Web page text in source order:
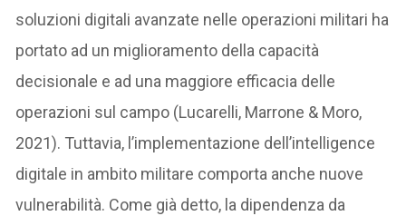
soluzioni digitali avanzate nelle operazioni militari ha
portato ad un miglioramento della capacità
decisionale e ad una maggiore efficacia delle
operazioni sul campo (Lucarelli, Marrone & Moro,
2021). Tuttavia, l’implementazione dell’intelligence
digitale in ambito militare comporta anche nuove
vulnerabilità. Come già detto, la dipendenza da